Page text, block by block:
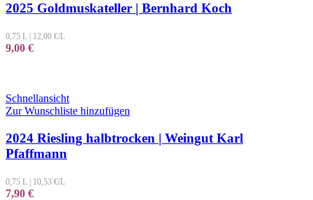
2025 Goldmuskateller | Bernhard Koch
0,75 L 12,00 €/L
9,00 €
Schnellansicht
Zur Wunschliste hinzufügen
2024 Riesling halbtrocken | Weingut Karl
Pfaffmann
0,75 L | 10,53 €/L
7,90 €